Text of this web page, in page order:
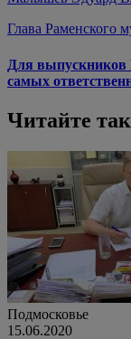
Глава Раменского
Для выпускников
самых
Читайте
Подмосковье
15.06.2020